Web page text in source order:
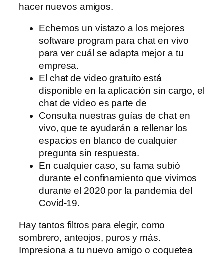
hacer nuevos amigos.
Echemos un vistazo a los mejores
software program para chat en vivo
para ver cuál se adapta mejor a tu
empresa.
El chat de video gratuito está
disponible en la aplicación sin cargo, el
chat de video es parte de
Consulta nuestras guías de chat en
vivo, que te ayudarán a rellenar los
espacios en blanco de cualquier
pregunta sin respuesta.
En cualquier caso, su fama subió
durante el confinamiento que vivimos
durante el 2020 por la pandemia del
Covid-19.
Hay tantos filtros para elegir, como
sombrero, anteojos, puros y más.
Impresiona a tu nuevo amigo o coquetea